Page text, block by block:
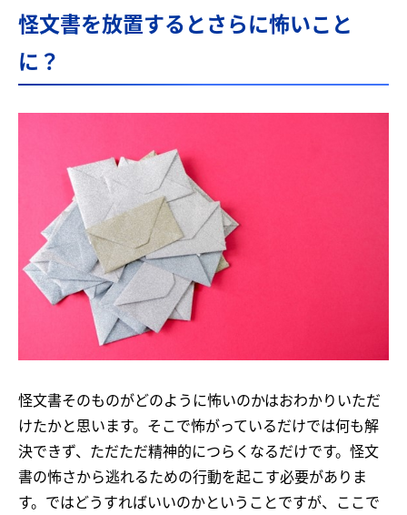
怪文書を放置するとさらに怖いこと
に？
怪文書そのものがどのように怖いのかはおわかりいただ
けたかと思います。そこで怖がっているだけでは何も解
決できず、ただただ精神的につらくなるだけです。怪文
書の怖さから逃れるための行動を起こす必要がありま
す。ではどうすればいいのかということですが、ここで